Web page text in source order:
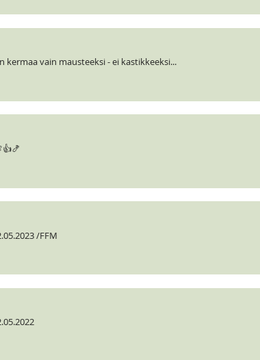
kermaa vain mausteeksi - ei kastikkeeksi...
/FFM